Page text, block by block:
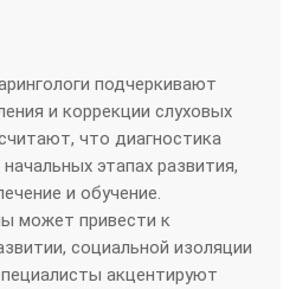
подчеркивают
и коррекции слуховых
что диагностика
этапах развития,
и обучение.
может привести к
социальной изоляции
акцентируют